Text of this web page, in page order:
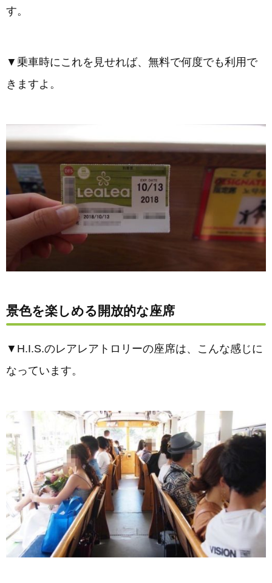
す。
▼乗車時にこれを見せれば、無料で何度でも利用で
きますよ。
景色を楽しめる開放的な座席
▼H.I.S.のレアレアトロリーの座席は、こんな感じに
なっています。